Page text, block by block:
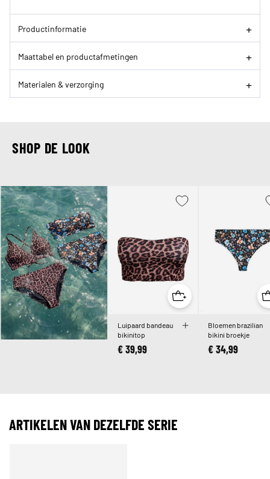
Productinformatie
Maattabel en productafmetingen
Materialen & verzorging
SHOP DE LOOK
Luipaard bandeau
bikinitop
€ 39,99
Bloemen brazilian
bikini broekje
€ 34,99
ARTIKELEN VAN DEZELFDE SERIE